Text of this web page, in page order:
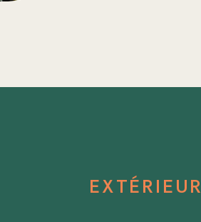
EXTÉRIEUR